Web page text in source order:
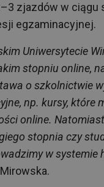
zjazdów w ciągu
egzaminacyjnej.
Uniwersytecie
stopniu online,
o szkolnictwie
np. kursy, które
online.
stopnia czy
w systemie